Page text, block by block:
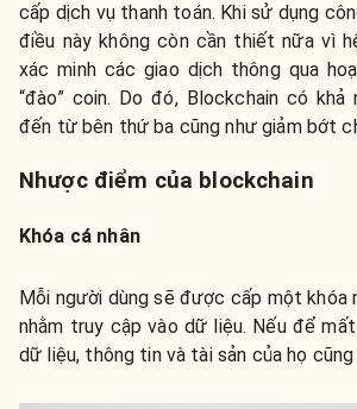
cấp dịch vụ thanh toán. Khi sử dụng
điều này không còn cần thiết nữa vì
xác minh các giao dịch thông qua
“đào” coin. Do đó, Blockchain có khả
đến từ bên thứ ba cũng như giảm bớt
Nhược điểm của blockchain
Khóa cá nhân
Mỗi người dùng sẽ được cấp một
nhằm truy cập vào dữ liệu. Nếu để
dữ liệu, thông tin và tài sản của họ